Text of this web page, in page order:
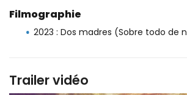
Filmographie
2023 : Dos madres (Sobre todo de
Trailer vidéo